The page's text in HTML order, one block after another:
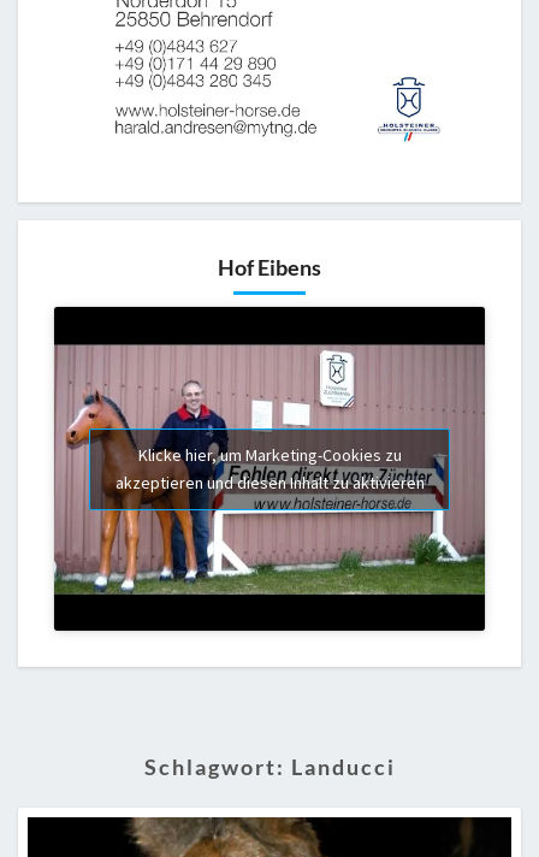
Hof Eibens
Klicke hier, um Marketing-Cookies zu
akzeptieren und diesen Inhalt zu aktivieren
Schlagwort: Landucci